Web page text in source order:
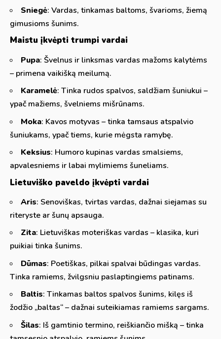
Sniegė: Vardas, tinkamas baltoms, švarioms, žiemą
gimusioms šunims.
Maistu įkvėpti trumpi vardai
Pupa: Švelnus ir linksmas vardas mažoms kalytėms
– primena vaikišką meilumą.
Karamelė: Tinka rudos spalvos, saldžiam šuniukui –
ypač mažiems, švelniems mišrūnams.
Moka: Kavos motyvas – tinka tamsaus atspalvio
šuniukams, ypač tiems, kurie mėgsta ramybę.
Keksius: Humoro kupinas vardas smalsiems,
apvalesniems ir labai mylimiems šuneliams.
Lietuviško paveldo įkvėpti vardai
Aris: Senoviškas, tvirtas vardas, dažnai siejamas su
riteryste ar šunų apsauga.
Zita: Lietuviškas moteriškas vardas – klasika, kuri
puikiai tinka šunims.
Dūmas: Poetiškas, pilkai spalvai būdingas vardas.
Tinka ramiems, žvilgsniu paslaptingiems patinams.
Baltis: Tinkamas baltos spalvos šunims, kilęs iš
žodžio „baltas“ – dažnai suteikiamas ramiems sargams.
Šilas: Iš gamtinio termino, reiškiančio mišką – tinka